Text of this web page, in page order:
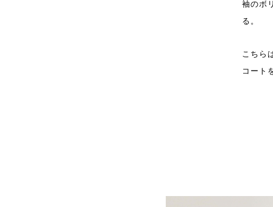
袖のボ
る。
こちら
コート